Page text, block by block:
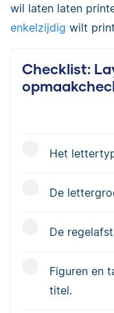
wil laten laten
enkelzijdig wilt
Checklist:
Het
De
De
Figuren en
titel.